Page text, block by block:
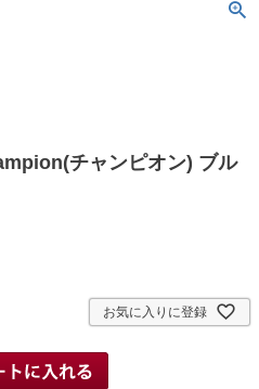
チャンピオン) ブル
お気に入りに登録